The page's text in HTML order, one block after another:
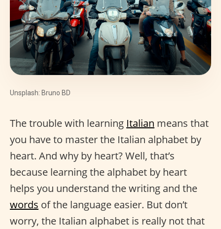
Unsplash: Bruno BD
The trouble with learning Italian means that
you have to master the Italian alphabet by
heart. And why by heart? Well, that’s
because learning the alphabet by heart
helps you understand the writing and the
words of the language easier. But don’t
worry, the Italian alphabet is really not that